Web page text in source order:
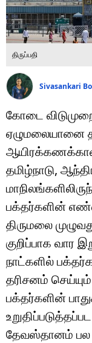
போட்டோ கேலரி
திருப்பதி
Sivasankari
கோடை
ஏழுமலையானை
தமிழ்நாடு,
பக்தர்களின்
திருமலை
குறிப்பாக வார
நாட்களில்
தரிசனம்
பக்தர்களின்
தேவஸ்தானம் பல